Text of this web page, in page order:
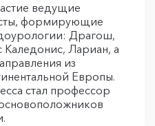
ведущие
формирующие
Драгош,
Каледонис, Лариан, а
из
Европы.
стал профессор